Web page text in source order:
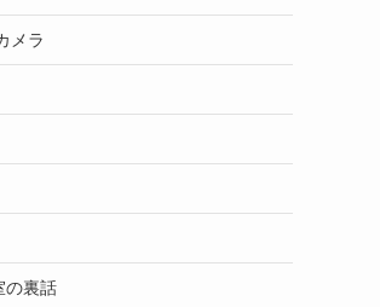
メラ
の裏話